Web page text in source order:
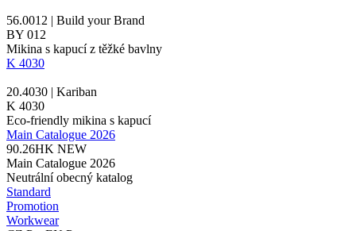
56.0012 | Build your Brand
BY 012
Mikina s kapucí z těžké bavlny
K 4030
20.4030 | Kariban
K 4030
Eco-friendly mikina s kapucí
Main Catalogue 2026
90.26HK NEW
Main Catalogue 2026
Neutrální obecný katalog
Standard
Promotion
Workwear